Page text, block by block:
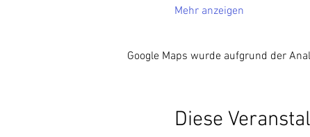
Mehr anzeigen
Google Maps wurde aufgrund der
Diese